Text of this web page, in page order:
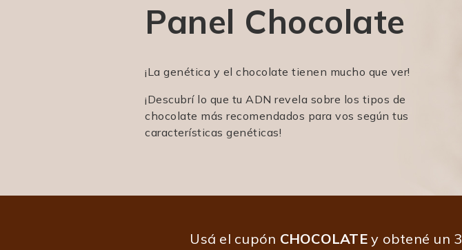
Panel Chocolate
¡La genética y el chocolate tienen mucho que ver!
¡Descubrí lo que tu ADN revela sobre los tipos de
chocolate más recomendados para vos según tus
características genéticas!
Usá el cupón CHOCOLATE y obtené un